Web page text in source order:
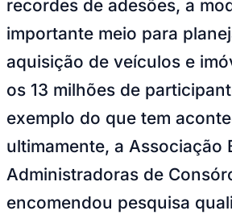
NBA
Fórmula 1
Tênis (ATP)
NHL
Vôlei
Brasileirão Série B
recordes de adesões, a
importante meio para
aquisição de veículos e
os 13 milhões de
exemplo do que tem
ultimamente, a Associação
Administradoras de
encomendou pesquisa